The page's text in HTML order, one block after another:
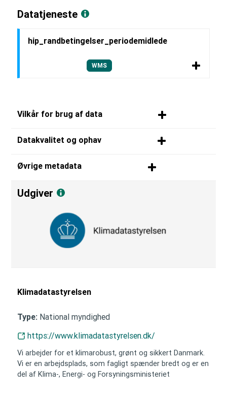
Datatjeneste
hip_randbetingelser_periodemidlede
WMS
Vilkår for brug af data
Datakvalitet og ophav
Øvrige metadata
Udgiver
Klimadatastyrelsen
Type: National myndighed
https://www.klimadatastyrelsen.dk/
Vi arbejder for et klimarobust, grønt og sikkert Danmark.
Vi er en arbejdsplads, som fagligt spænder bredt og er en
del af Klima-, Energi- og Forsyningsministeriet